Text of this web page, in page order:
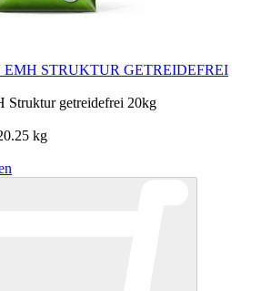
STRUKTUR GETREIDEFREI
Struktur getreidefrei 20kg
kg